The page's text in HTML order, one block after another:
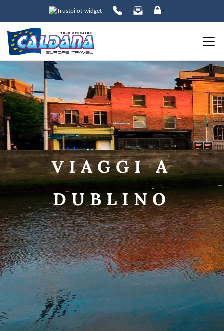
VIAGGI A
DUBLINO
ORDINA PER:
PREZZO
a
DESTINAZIONE
DATE
QUANDO VUOI PARTIRE?
SCEGLI LE DATE
AGOSTO
INTERESSI
QUALI SONO I TUOI INTERESSI?
MERCATINI DI NATALE
NOVITA